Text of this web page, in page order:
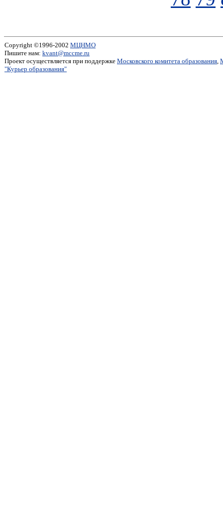
Copyright ©1996-2002 МЦНМО
Пишите нам: kvant@mccme.ru
Проект осуществляется при поддержке Московского комитета образования,
"Курьер образования"